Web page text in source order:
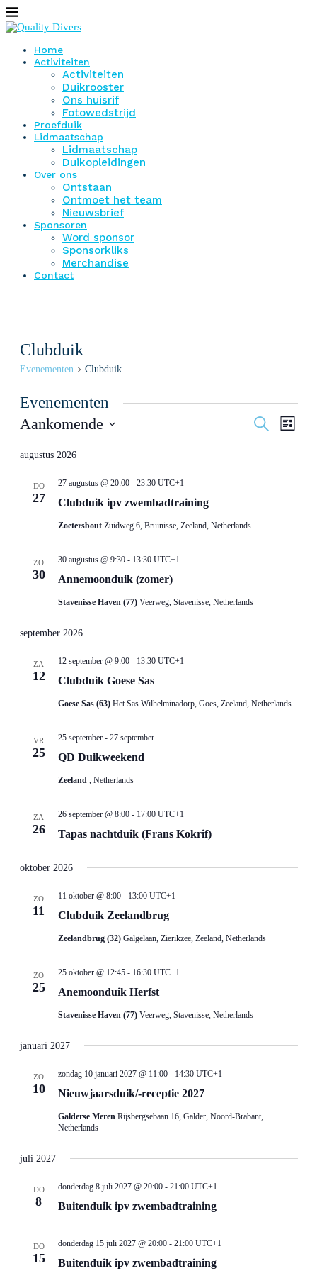
Home
Activiteiten
Activiteiten
Duikrooster
Ons huisrif
Fotowedstrijd
Proefduik
Lidmaatschap
Lidmaatschap
Duikopleidingen
Over ons
Ontstaan
Ontmoet het team
Nieuwsbrief
Sponsoren
Word sponsor
Sponsorkliks
Merchandise
Contact
Clubduik
Evenementen Clubduik
Evenementen
en
Zoeken
Lijst
Aankomende
een
augustus 2026
DO
27 Clubduik ipv zwembadtraining
27 augustus @ 20:00- 23:30 UTC+1
Zoetersbout Zuidweg 6, Bruinisse, Zeeland, Netherlands
ZO
30 Annemoonduik (zomer)
30 augustus @ 9:30- 13:30 UTC+1
Stavenisse Haven (77) Veerweg, Stavenisse, Netherlands
september 2026
ZA
12 Clubduik Goese Sas
12 september @ 9:00- 13:30 UTC+1
Goese Sas (63) Het Sas Wilhelminadorp, Goes, Zeeland, Netherlands
VR
25 QD Duikweekend
25 september- 27 september
Zeeland , Netherlands
ZA
26 Tapas nachtduik (Frans Kokrif)
26 september @ 8:00- 17:00 UTC+1
oktober 2026
ZO
11 Clubduik Zeelandbrug
11 oktober @ 8:00- 13:00 UTC+1
Zeelandbrug (32) Galgelaan, Zierikzee, Zeeland, Netherlands
ZO
25 Anemoonduik Herfst
25 oktober @ 12:45- 16:30 UTC+1
Stavenisse Haven (77) Veerweg, Stavenisse, Netherlands
januari 2027
ZO
10 Nieuwjaarsduik/-receptie 2027
zondag 10 januari 2027 @ 11:00- 14:30 UTC+1
Galderse Meren Rijsbergsebaan 16, Galder, Noord-Brabant,
Netherlands
juli 2027
DO
8 Buitenduik ipv zwembadtraining
donderdag 8 juli 2027 @ 20:00- 21:00 UTC+1
DO
15 Buitenduik ipv zwembadtraining
donderdag 15 juli 2027 @ 20:00- 21:00 UTC+1